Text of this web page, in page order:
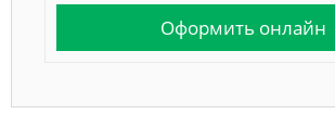
Оформить онлайн